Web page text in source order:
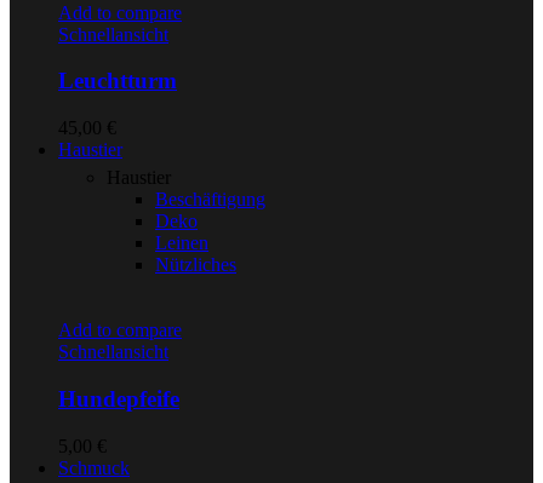
Add to compare
Schnellansicht
Leuchtturm
45,00 €
Haustier
Haustier
Beschäftigung
Deko
Leinen
Nützliches
Add to compare
Schnellansicht
Hundepfeife
5,00 €
Schmuck